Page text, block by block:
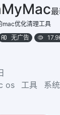
mac优化清理工具
无广告
os 工具
系